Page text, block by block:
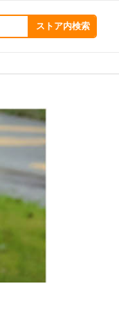
ストア内検索